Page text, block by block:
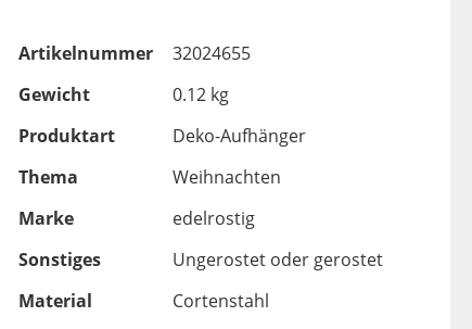
Artikelnummer
32024655
Gewicht
0.12 kg
Produktart
Deko-Aufhänger
Thema
Weihnachten
Marke
edelrostig
Sonstiges
Ungerostet oder gerostet
Material
Cortenstahl